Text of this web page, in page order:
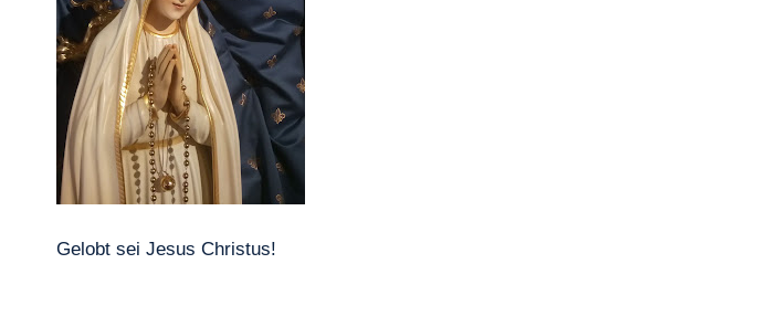
Gelobt sei Jesus Christus!